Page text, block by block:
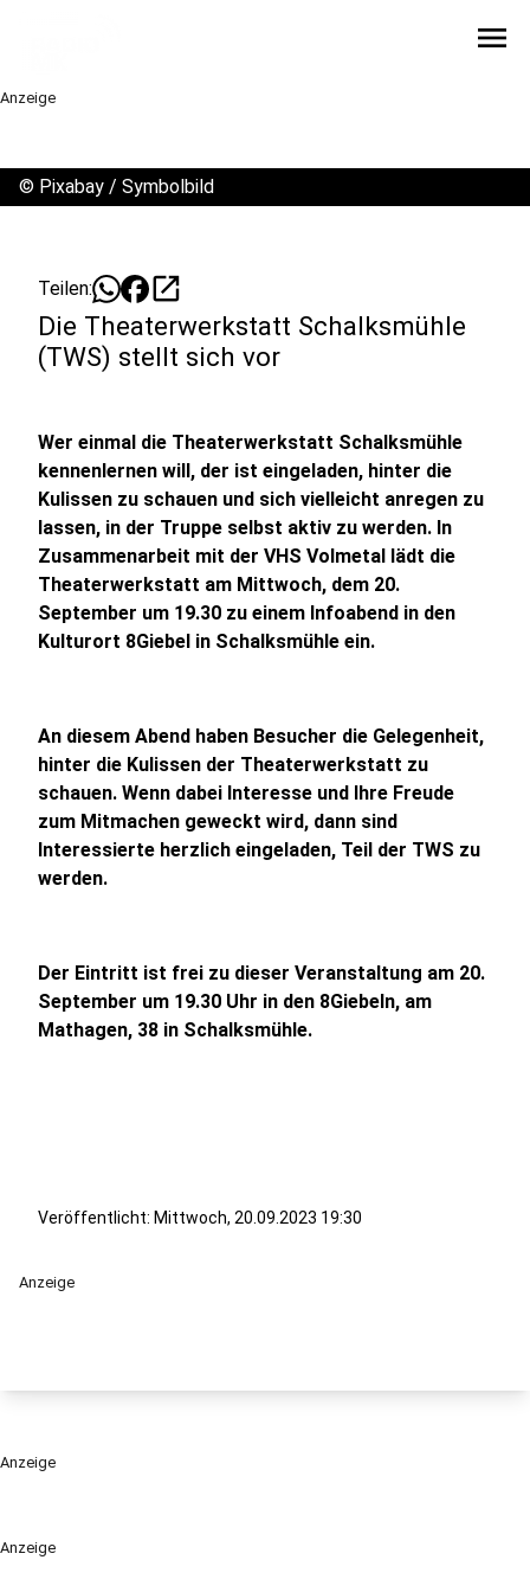
menu
Anzeige
Anzeige
© Pixabay / Symbolbild
Teilen: open_in_new
Die Theaterwerkstatt Schalksmühle
(TWS) stellt sich vor
Wer einmal die Theaterwerkstatt Schalksmühle
kennenlernen will, der ist eingeladen, hinter die
Kulissen zu schauen und sich vielleicht anregen zu
lassen, in der Truppe selbst aktiv zu werden. In
Zusammenarbeit mit der VHS Volmetal lädt die
Theaterwerkstatt am Mittwoch, dem 20.
September um 19.30 zu einem Infoabend in den
Kulturort 8Giebel in Schalksmühle ein.
An diesem Abend haben Besucher die Gelegenheit,
hinter die Kulissen der Theaterwerkstatt zu
schauen. Wenn dabei Interesse und Ihre Freude
zum Mitmachen geweckt wird, dann sind
Interessierte herzlich eingeladen, Teil der TWS zu
werden.
Der Eintritt ist frei zu dieser Veranstaltung am 20.
September um 19.30 Uhr in den 8Giebeln, am
Mathagen, 38 in Schalksmühle.
Veröffentlicht: Mittwoch, 20.09.2023 19:30
Anzeige
Anzeige